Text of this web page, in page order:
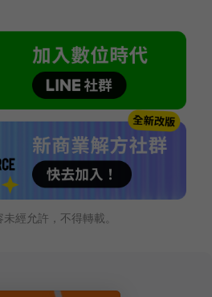
經允許，不得轉載。